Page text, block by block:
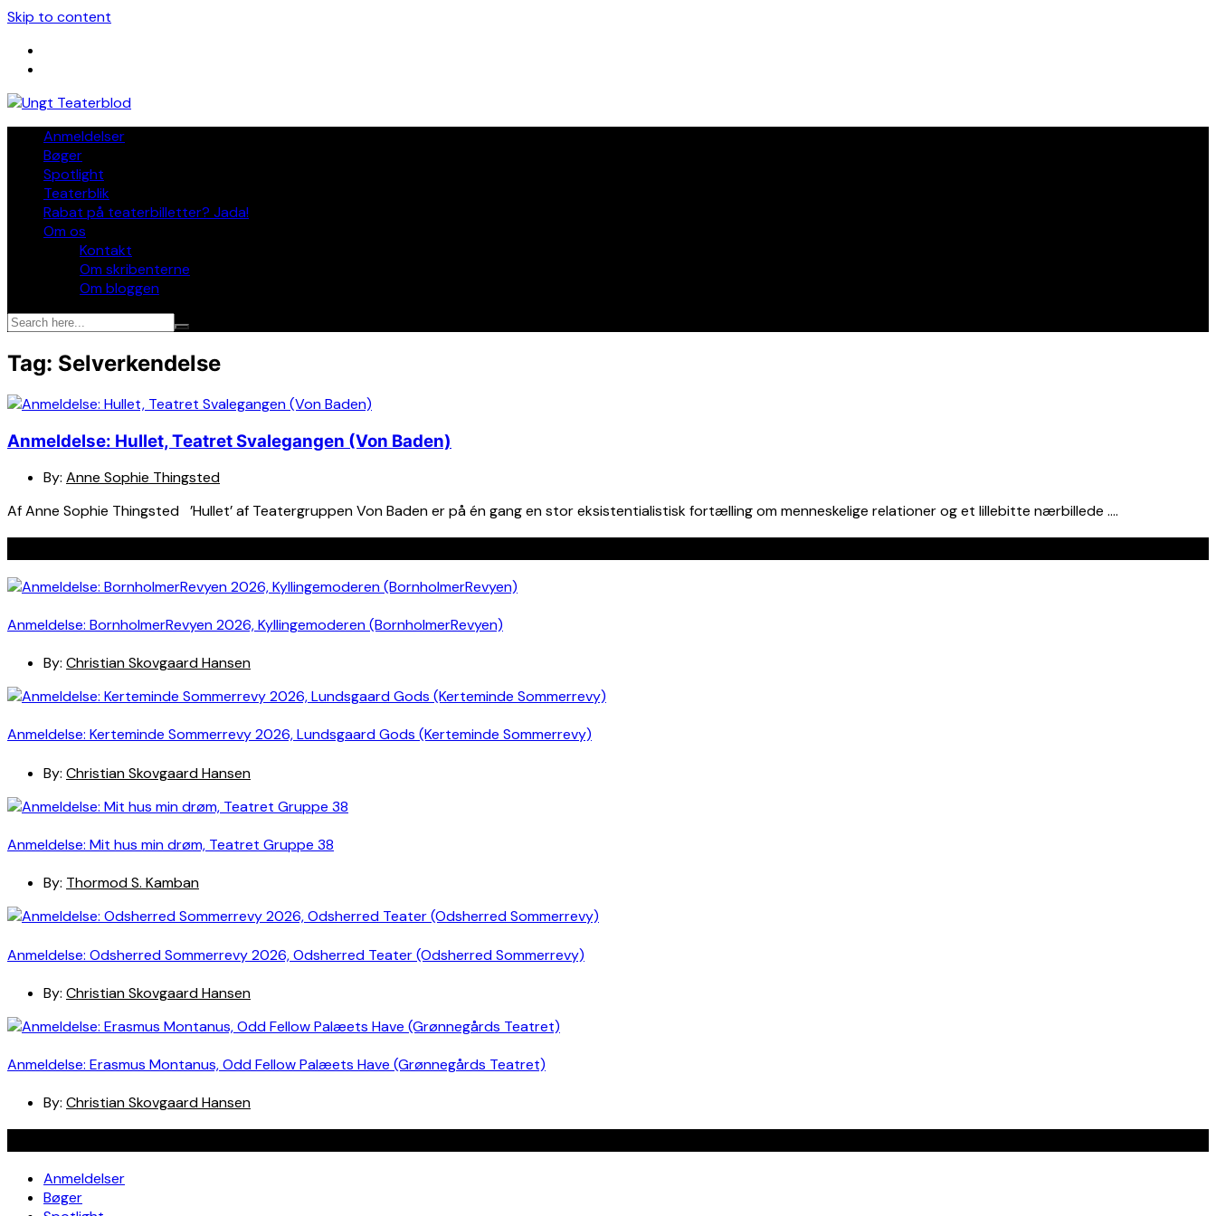
Skip to content
Anmeldelser
Bøger
Spotlight
Teaterblik
Rabat på teaterbilletter? Jada!
Om os
Kontakt
Om skribenterne
Om bloggen
Tag: Selverkendelse
Anmeldelse: Hullet, Teatret Svalegangen (Von Baden)
By: Anne Sophie Thingsted
Af Anne Sophie Thingsted ’Hullet’ af Teatergruppen Von Baden er på én gang en stor eksistentialistisk fortælling om menneskelige relationer og et lillebitte nærbillede ….
Anmeldelse: BornholmerRevyen 2026, Kyllingemoderen (BornholmerRevyen)
By: Christian Skovgaard Hansen
Anmeldelse: Kerteminde Sommerrevy 2026, Lundsgaard Gods (Kerteminde Sommerrevy)
By: Christian Skovgaard Hansen
Anmeldelse: Mit hus min drøm, Teatret Gruppe 38
By: Thormod S. Kamban
Anmeldelse: Odsherred Sommerrevy 2026, Odsherred Teater (Odsherred Sommerrevy)
By: Christian Skovgaard Hansen
Anmeldelse: Erasmus Montanus, Odd Fellow Palæets Have (Grønnegårds Teatret)
By: Christian Skovgaard Hansen
Anmeldelser
Bøger